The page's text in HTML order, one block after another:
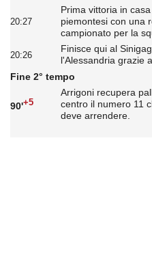
20:27
Prima vittoria in
piemontesi con una
campionato per la
20:26
Finisce qui al
l'Alessandria grazie
Fine 2° tempo
90'+5
Arrigoni recupera
centro il numero 11
deve arrendere.